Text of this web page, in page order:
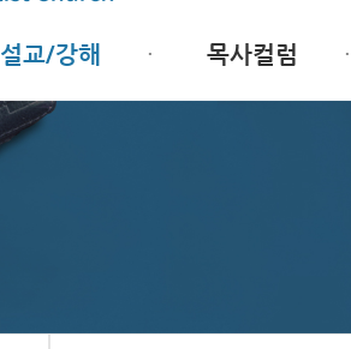
설교/강해 목사컬럼